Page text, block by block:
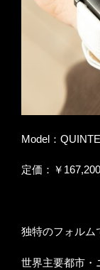
Model：
定価：￥
独特のフォルム
世界主要都市・